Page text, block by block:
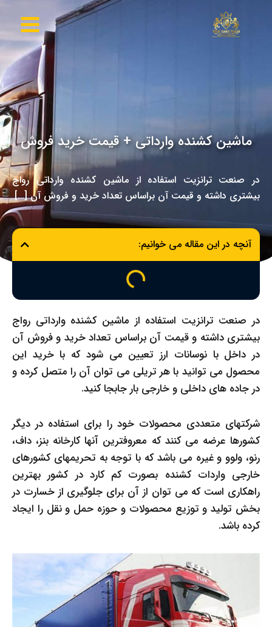
ماشین کشنده وارداتی + قیمت خرید فروش
در صنعت ترانزیت استفاده از ماشین کشنده وارداتی رواج
بیشتری داشته و قیمت آن براساس تعداد خرید و فروش آن […]
آنچه در این مقاله می خوانیم:
در صنعت ترانزیت استفاده از ماشین کشنده وارداتی رواج
بیشتری داشته و قیمت آن براساس تعداد خرید و فروش آن
در داخل با نوسانات ارز تعیین می شود که با خرید این
محصول می توانید با هر تریلی می توان آن را متصل کرده و
در جاده های داخلی و خارجی بار جابجا کنید.
شرکتهای متعددی محصولات خود را برای استفاده در دیگر
کشورها عرضه می کنند که معروفترین آنها کارخانه بنز، داف،
رنو، ولوو و غیره می باشد که با توجه به تحریمهای کشورهای
خارجی واردات کشنده بصورت کم کارد در کشور بهترین
راهکاری است که می توان از آن برای جلوگیری از خسارت در
بخش تولید و توزیع محصولات و حوزه حمل و نقل را ایجاد
کرده باشد.